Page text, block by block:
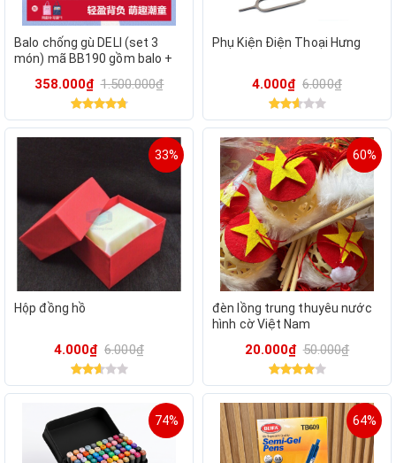
Balo chống gù DELI (set 3
món) mã BB190 gồm balo +
bút có thể tháo rời
358.000₫ 1.500.000₫
Phụ Kiện Điện Thoại Hưng
4.000₫ 6.000₫
33%
Hộp đồng hồ
4.000₫ 6.000₫
60%
đèn lồng trung thuyêu nước
hình cờ Việt Nam
20.000₫ 50.000₫
74% 64%